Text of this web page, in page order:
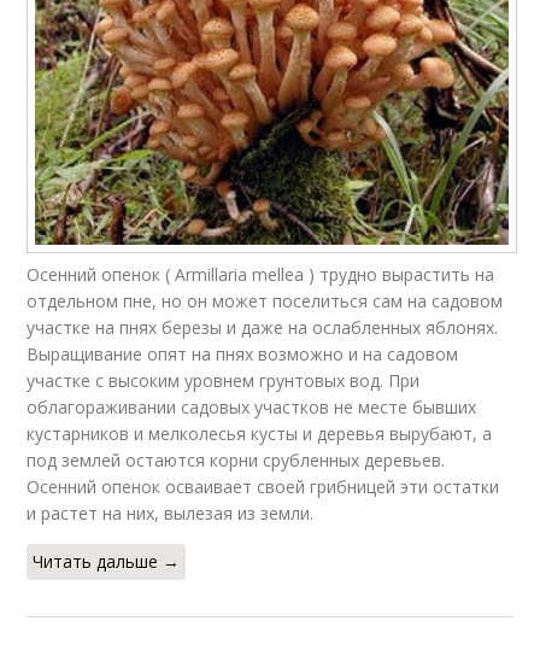
Опёнки в
промышленных
масштабах
Осенний опенок ( Armillaria mellea ) трудно вырастить на
отдельном пне, но он может поселиться сам на садовом
участке на пнях березы и даже на ослабленных яблонях.
Выращивание опят на пнях возможно и на садовом
участке с высоким уровнем грунтовых вод. При
облагораживании садовых участков не месте бывших
кустарников и мелколесья кусты и деревья вырубают, а
под землей остаются корни срубленных деревьев.
Осенний опенок осваивает своей грибницей эти остатки
и растет на них, вылезая из земли.
Читать дальше →